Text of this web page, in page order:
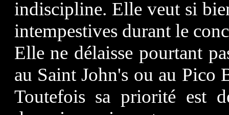
indiscipline. Elle veut si
intempestives durant le
Elle ne délaisse pourtant
au Saint John's ou au Pico
Toutefois sa priorité est